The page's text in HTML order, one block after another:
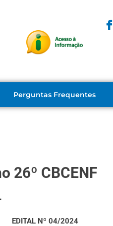
Perguntas Frequentes
26º CBCENF
EDITAL Nº 04/2024